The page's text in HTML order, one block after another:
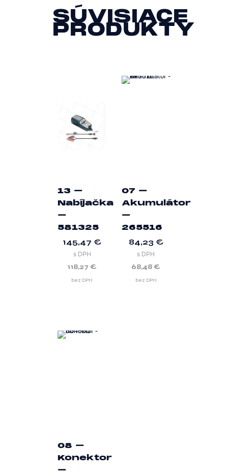
SÚVISIACE
PRODUKTY
13 –
Nabíjačka
–
581325
145,47€
s DPH
118,27€
bez DPH
07 –
Akumulátor
–
265516
84,23 €
s DPH
68,48€
bez DPH
08 –
Konektor
–